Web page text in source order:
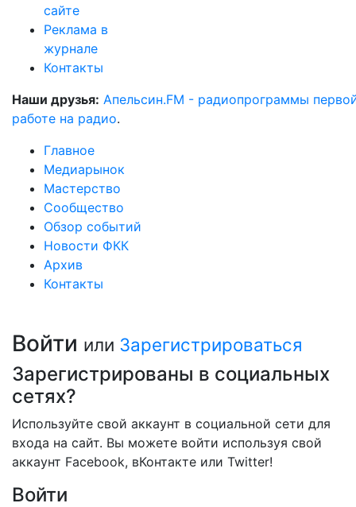
сайте
Реклама в
журнале
Контакты
Наши друзья: Апельсин.FM - радиопрограммы
работе на радио.
Главное
Медиарынок
Мастерство
Сообщество
Обзор событий
Новости ФКК
Архив
Контакты
Войти или Зарегистрироваться
Зарегистрированы в социальных
сетях?
Используйте свой аккаунт в социальной сети для
входа на сайт. Вы можете войти используя свой
аккаунт Facebook, вКонтакте или Twitter!
Войти